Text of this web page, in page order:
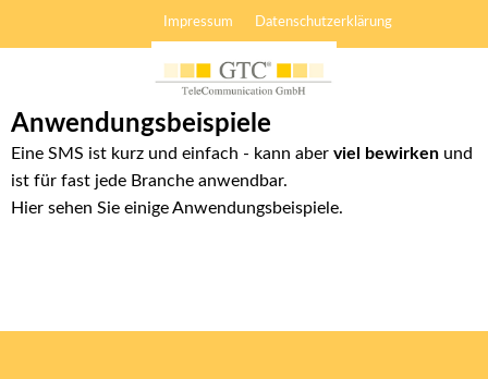
Impressum Datenschutzerklärung
Anwendungsbeispiele
Eine SMS ist kurz und einfach - kann aber viel bewirken und
ist für fast jede Branche anwendbar.
Hier sehen Sie einige Anwendungsbeispiele.